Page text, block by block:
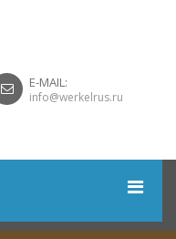
E-MAIL:
info@werkelrus.ru